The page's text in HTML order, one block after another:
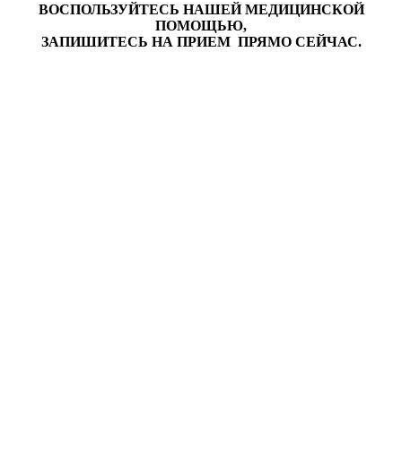
ВОСПОЛЬЗУЙТЕСЬ НАШЕЙ МЕДИЦИНСКОЙ
ПОМОЩЬЮ,
ЗАПИШИТЕСЬ НА ПРИЕМ ПРЯМО СЕЙЧАС.